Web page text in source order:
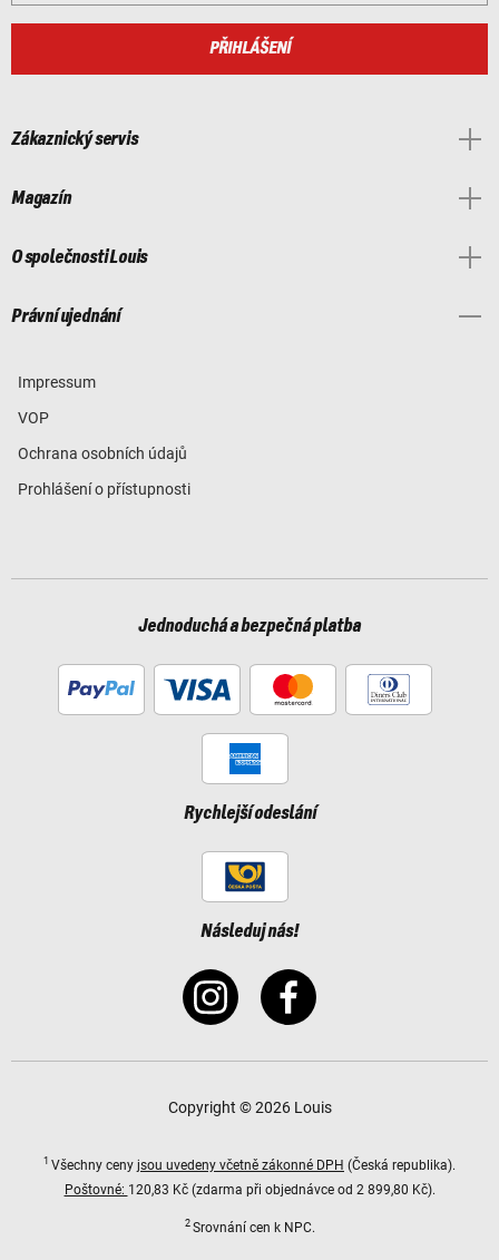
PŘIHLÁŠENÍ
Zákaznický servis
Magazín
O společnosti Louis
Právní ujednání
Impressum
VOP
Ochrana osobních údajů
Prohlášení o přístupnosti
Jednoduchá a bezpečná platba
Rychlejší odeslání
Následuj nás!
Copyright © 2026 Louis
1 Všechny ceny jsou uvedeny včetně zákonné DPH (Česká republika).
Poštovné: 120,83 Kč (zdarma při objednávce od 2 899,80 Kč).
2 Srovnání cen k NPC.